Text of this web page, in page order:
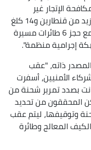
الإتجار غير
المشروع بالمخدرات بتلمسان من ضبط أزيد من قنطارين و14 كلغ
من الكيف المعالج قادمة من المغرب، مع حجز 6 طائرات مسيرة
إجرامية منظمة".
ذاته، "عقب
الأمنيين، أسفرت
بصدد تمرير شحنة من
من تحديد
وتوقيفها، ليتم عقب
من الكيف المعالج وطائرة